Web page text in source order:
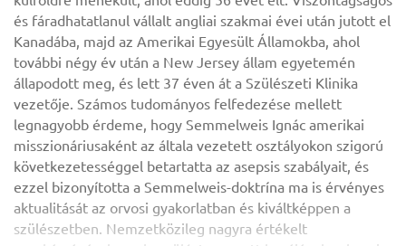
és fáradhatatlanul vállalt angliai szakmai évei után jutott el
Kanadába, majd az Amerikai Egyesült Államokba, ahol
további négy év után a New Jersey állam egyetemén
állapodott meg, és lett 37 éven át a Szülészeti Klinika
vezetője. Számos tudományos felfedezése mellett
legnagyobb érdeme, hogy Semmelweis Ignác amerikai
misszionáriusaként az általa vezetett osztályokon szigorú
következetességgel betartatta az asepsis szabályait, és
ezzel bizonyította a Semmelweis-doktrína ma is érvényes
aktualitását az orvosi gyakorlatban és kiváltképpen a
szülészetben. Nemzetközileg nagyra értékelt